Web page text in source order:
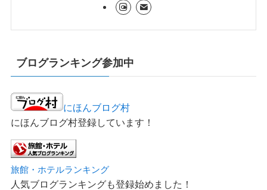
ブログランキング参加中
にほんブログ村
にほんブログ村登録しています！
旅館・ホテルランキング
人気ブログランキングも登録始めました！